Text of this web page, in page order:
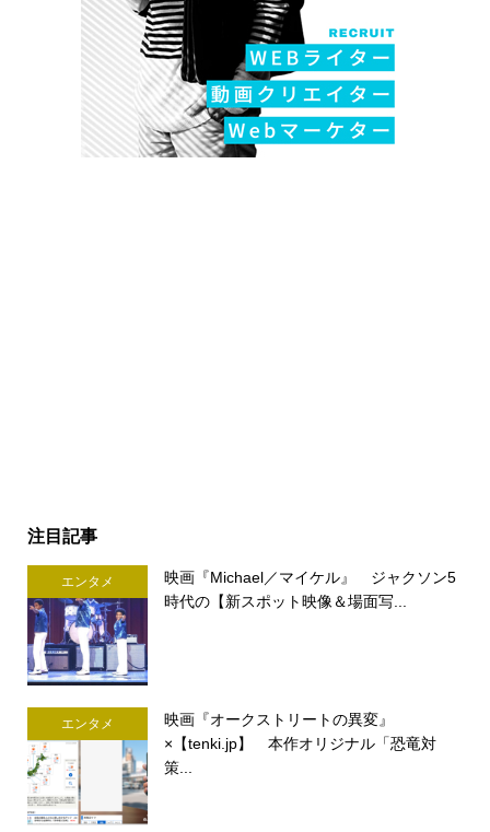
注目記事
エンタメ
映画『Michael／マイケル』 ジャクソン5
時代の【新スポット映像＆場面写...
エンタメ
映画『オークストリートの異変』
×【tenki.jp】 本作オリジナル「恐竜対
策...